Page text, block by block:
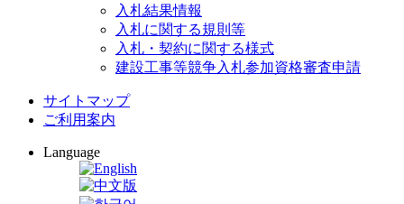
入札結果情報
入札に関する規則等
入札・契約に関する様式
建設工事等競争入札参加資格審査申請
サイトマップ
ご利用案内
Language